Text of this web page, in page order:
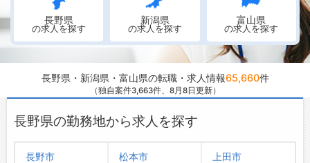
詳細情報で求人を探す
転職ノウハウ(応募書類の書き方・面接対策など)
ジョブズゴーについて
長野県
の求人を探す
新潟県
の求人を探す
富山県
の求人を探す
長野県・新潟県・富山県の転職・求人情報65,660件
（独自案件3,663件、8月8日更新）
長野県の勤務地から求人を探す
長野市 松本市 上田市